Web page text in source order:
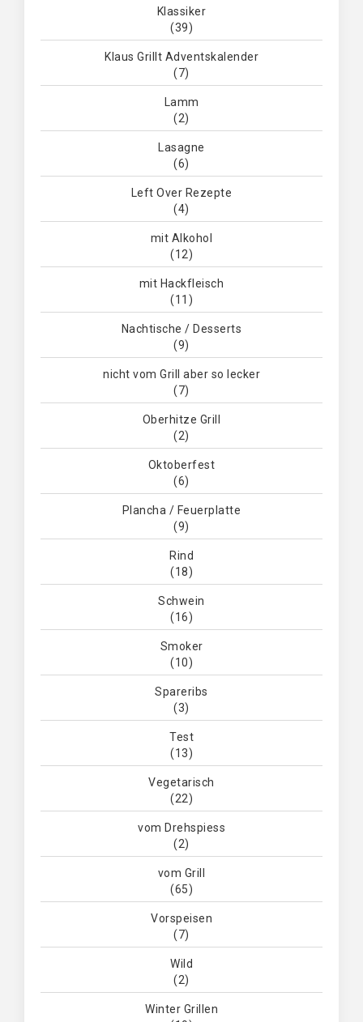
Klassiker
(39)
Klaus Grillt Adventskalender
(7)
Lamm
(2)
Lasagne
(6)
Left Over Rezepte
(4)
mit Alkohol
(12)
mit Hackfleisch
(11)
Nachtische / Desserts
(9)
nicht vom Grill aber so lecker
(7)
Oberhitze Grill
(2)
Oktoberfest
(6)
Plancha / Feuerplatte
(9)
Rind
(18)
Schwein
(16)
Smoker
(10)
Spareribs
(3)
Test
(13)
Vegetarisch
(22)
vom Drehspiess
(2)
vom Grill
(65)
Vorspeisen
(7)
Wild
(2)
Winter Grillen